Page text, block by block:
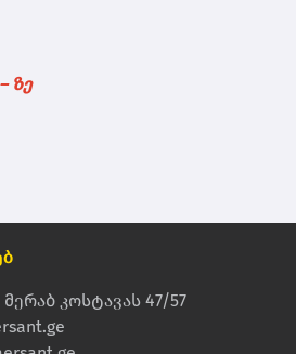
ზე
კოსტავას 47/57